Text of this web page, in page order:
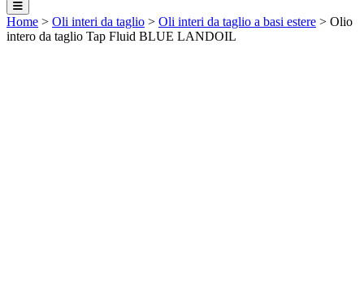
Home > Oli interi da taglio > Oli interi da taglio a basi estere > Olio
intero da taglio Tap Fluid BLUE LANDOIL